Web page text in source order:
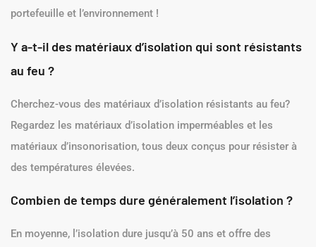
portefeuille et l’environnement !
Y a-t-il des matériaux d’isolation qui sont résistants
au feu ?
Cherchez-vous des matériaux d’isolation résistants au feu?
Regardez les matériaux d’isolation imperméables et les
matériaux d’insonorisation, tous deux conçus pour résister à
des températures élevées.
Combien de temps dure généralement l’isolation ?
En moyenne, l’isolation dure jusqu’à 50 ans et offre des